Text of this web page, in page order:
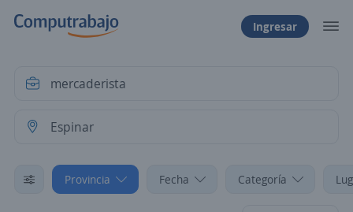
Ingresar
Provincia Fecha Categoría